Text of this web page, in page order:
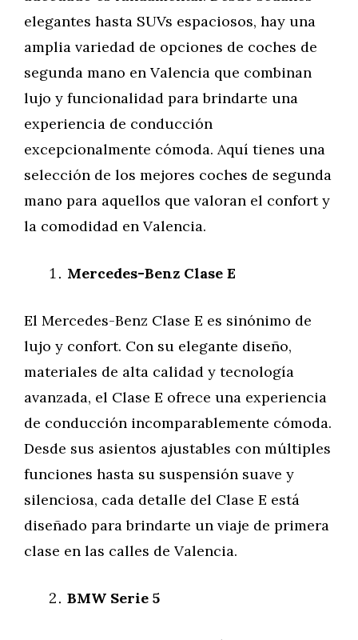
elegantes hasta SUVs espaciosos, hay una
amplia variedad de opciones de coches de
segunda mano en Valencia que combinan
lujo y funcionalidad para brindarte una
experiencia de conducción
excepcionalmente cómoda. Aquí tienes una
selección de los mejores coches de segunda
mano para aquellos que valoran el confort y
la comodidad en Valencia.
Mercedes-Benz Clase E
El Mercedes-Benz Clase E es sinónimo de
lujo y confort. Con su elegante diseño,
materiales de alta calidad y tecnología
avanzada, el Clase E ofrece una experiencia
de conducción incomparablemente cómoda.
Desde sus asientos ajustables con múltiples
funciones hasta su suspensión suave y
silenciosa, cada detalle del Clase E está
diseñado para brindarte un viaje de primera
clase en las calles de Valencia.
BMW Serie 5